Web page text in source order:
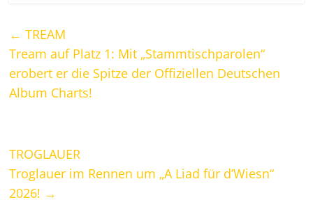
← TREAM
Tream auf Platz 1: Mit „Stammtischparolen“
erobert er die Spitze der Offiziellen Deutschen
Album Charts!
TROGLAUER
Troglauer im Rennen um „A Liad für d’Wiesn“
2026! →